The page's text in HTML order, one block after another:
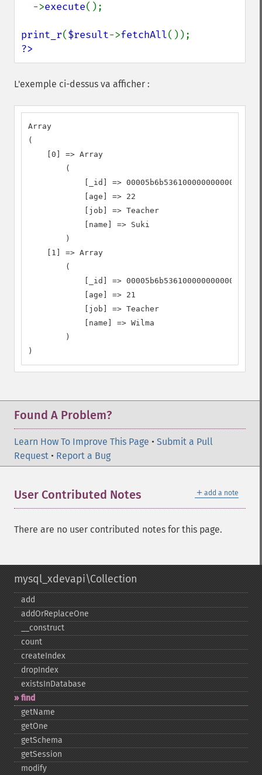
  ->
execute();
print_r($result->fetchAll
?>
L'exemple ci-dessus va afficher :
Array
(
    [0] => Array
        (
            [_id] => 00005b6b536100000000000000a8
            [age] => 22
            [job] => Teacher
            [name] => Suki
        )
    [1] => Array
        (
            [_id] => 00005b6b536100000000000000a7
            [age] => 21
            [job] => Teacher
            [name] => Wilma
        )
)
Found A Problem?
Learn How To Improve This Page • Submit a Pull
Request • Report a Bug
＋ add a note
User Contributed Notes
There are no user contributed notes for this page.
mysql_xdevapi\Collection
add
addOrReplaceOne
_​_​construct
count
createIndex
dropIndex
existsInDatabase
find
getName
getOne
getSchema
getSession
modify